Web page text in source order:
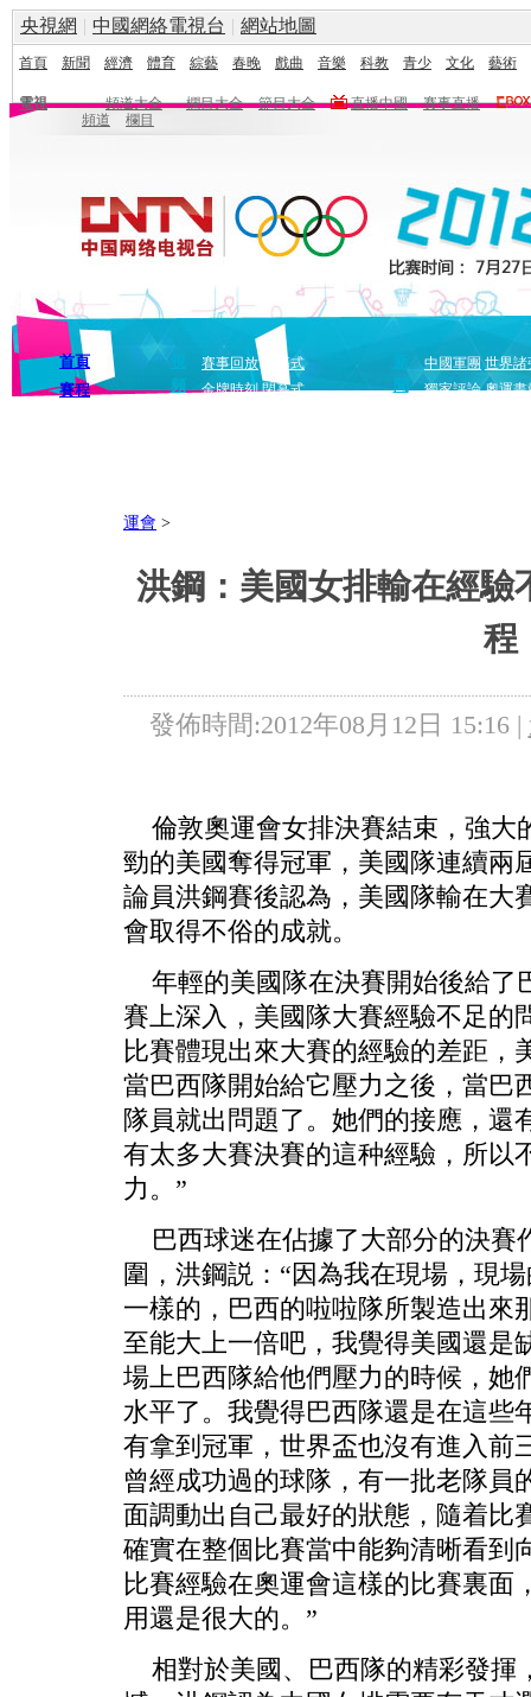
央視網 | 中國網絡電視台 | 網站地圖
首頁 新聞 經濟 體育 綜藝 春晚 戲曲 音樂 科教 青少 文化 藝術
電視 頻道大全 欄目大全 節目大全 直播中國
賽事直播
頻道
欄目
首頁
賽程
頻
賽事回放
開幕式
金牌時刻 閉幕式
中國軍團 世界諸
獨家評論 奧運畫
運會 >
洪鋼：美國女排輸在經驗
程
發佈時間:2012年08月12日 15:16 |
倫敦奧運會女排決賽結束，強大
勁的美國奪得冠軍，美國隊連續兩
論員洪鋼賽後認為，美國隊輸在大
會取得不俗的成就。
年輕的美國隊在決賽開始後給了
賽上深入，美國隊大賽經驗不足的
比賽體現出來大賽的經驗的差距，
當巴西隊開始給它壓力之後，當巴
隊員就出問題了。她們的接應，還
有太多大賽決賽的這种經驗，所以
力。”
巴西球迷在佔據了大部分的決賽
圍，洪鋼説：“因為我在現場，現
一樣的，巴西的啦啦隊所製造出來
至能大上一倍吧，我覺得美國還是
場上巴西隊給他們壓力的時候，她
水平了。我覺得巴西隊還是在這些
有拿到冠軍，世界盃也沒有進入前
曾經成功過的球隊，有一批老隊員
面調動出自己最好的狀態，隨着比
確實在整個比賽當中能夠清晰看到
比賽經驗在奧運會這樣的比賽裏面
用還是很大的。”
相對於美國、巴西隊的精彩發揮